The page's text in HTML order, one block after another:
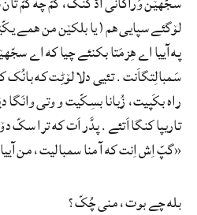
لۆگئے سپایی هم (یا بلکێن من همے
په آییا اے هِزمَتا بکنئے چیا که اے
سَمبالِتگاَنت. تئیی دلا لۆٹِت که
راه بکَپیت، زُبانا بسِکّیت و وتی
تاریپا کنگا اَتئے. پدَّر اَت که ترا سکّ
«گپّ اِش اِنت که آ منا سمبالیت، من
بله چے بوت، منی چُکّ؟